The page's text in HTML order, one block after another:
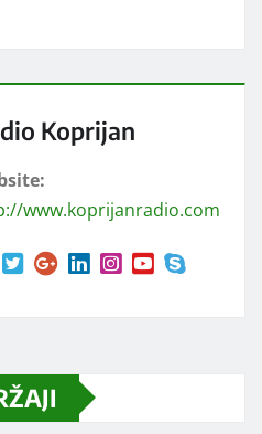
Koprijan
www.koprijanradio.com